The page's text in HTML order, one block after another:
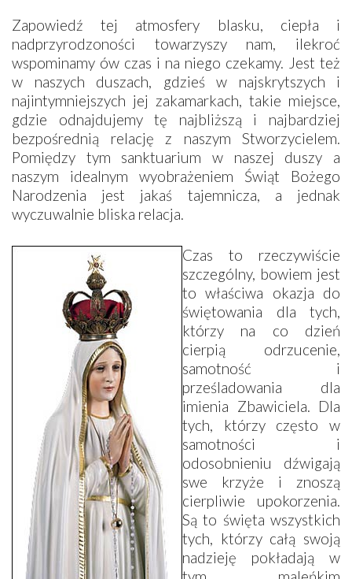
Zapowiedź tej atmosfery blasku, ciepła i
nadprzyrodzoności towarzyszy nam, ilekroć
wspominamy ów czas i na niego czekamy. Jest też
w naszych duszach, gdzieś w najskrytszych i
najintymniejszych jej zakamarkach, takie miejsce,
gdzie odnajdujemy tę najbliższą i najbardziej
bezpośrednią relację z naszym Stworzycielem.
Pomiędzy tym sanktuarium w naszej duszy a
naszym idealnym wyobrażeniem Świąt Bożego
Narodzenia jest jakaś tajemnicza, a jednak
wyczuwalnie bliska relacja.
Czas to rzeczywiście
szczególny, bowiem jest
to właściwa okazja do
świętowania dla tych,
którzy na co dzień
cierpią odrzucenie,
samotność i
prześladowania dla
imienia Zbawiciela. Dla
tych, którzy często w
samotności i
odosobnieniu dźwigają
swe krzyże i znoszą
cierpliwie upokorzenia.
Są to święta wszystkich
tych, którzy całą swoją
nadzieję pokładają w